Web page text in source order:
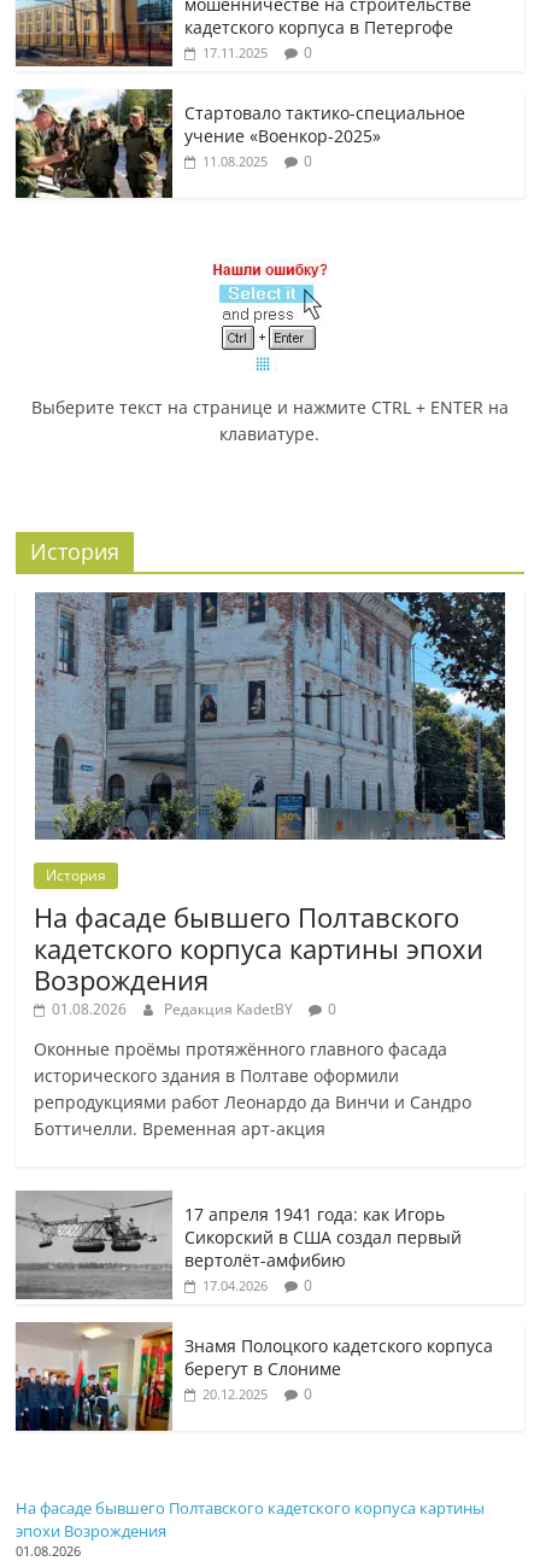
кадетского корпуса в Петергофе
17.11.2025 0
Стартовало тактико-специальное
учение «Военкор-2025»
11.08.2025 0
Выберите текст на странице и нажмите CTRL + ENTER на
клавиатуре.
История
История
На фасаде бывшего Полтавского
кадетского корпуса картины эпохи
Возрождения
01.08.2026 Редакция KadetBY 0
Оконные проёмы протяжённого главного фасада
исторического здания в Полтаве оформили
репродукциями работ Леонардо да Винчи и Сандро
Боттичелли. Временная арт-акция
17 апреля 1941 года: как Игорь
Сикорский в США создал первый
вертолёт-амфибию
17.04.2026 0
Знамя Полоцкого кадетского корпуса
берегут в Слониме
20.12.2025 0
На фасаде бывшего Полтавского кадетского корпуса картины
эпохи Возрождения
01.08.2026